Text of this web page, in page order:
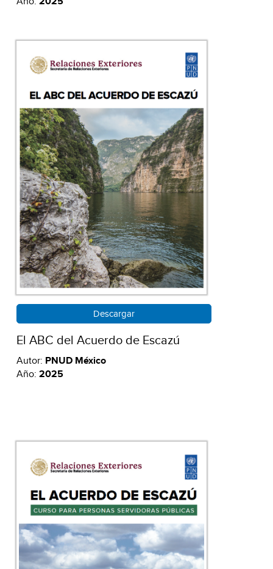
Descargar
El ABC del Acuerdo de Escazú
Autor: PNUD México
Año: 2025